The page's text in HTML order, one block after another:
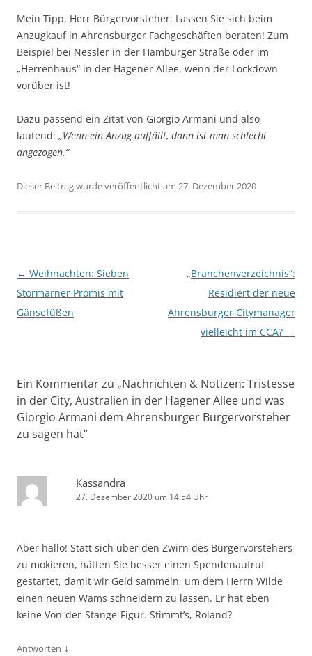
Mein Tipp, Herr Bürgervorsteher: Lassen Sie sich beim
Anzugkauf in Ahrensburger Fachgeschäften beraten! Zum
Beispiel bei Nessler in der Hamburger Straße oder im
„Herrenhaus“ in der Hagener Allee, wenn der Lockdown
vorüber ist!
Dazu passend ein Zitat von Giorgio Armani und also
lautend: „Wenn ein Anzug auffällt, dann ist man schlecht
angezogen.“
Dieser Beitrag wurde veröffentlicht am 27. Dezember 2020
Beitragsnavigation
← Weihnachten: Sieben
Stormarner Promis mit
Gänsefüßen
„Branchenverzeichnis“:
Residiert der neue
Ahrensburger Citymanager
vielleicht im CCA? →
Ein Kommentar zu „Nachrichten & Notizen: Tristesse
in der City, Australien in der Hagener Allee und was
Giorgio Armani dem Ahrensburger Bürgervorsteher
zu sagen hat“
Kassandra
27. Dezember 2020 um 14:54 Uhr
Aber hallo! Statt sich über den Zwirn des Bürgervorstehers
zu mokieren, hätten Sie besser einen Spendenaufruf
gestartet, damit wir Geld sammeln, um dem Herrn Wilde
einen neuen Wams schneidern zu lassen. Er hat eben
keine Von-der-Stange-Figur. Stimmt’s, Roland?
Antworten ↓